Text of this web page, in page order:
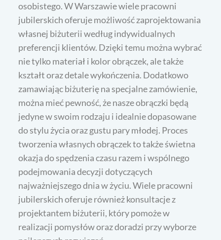
osobistego. W Warszawie wiele pracowni
jubilerskich oferuje możliwość zaprojektowania
własnej biżuterii według indywidualnych
preferencji klientów. Dzięki temu można wybrać
nie tylko materiał i kolor obrączek, ale także
kształt oraz detale wykończenia. Dodatkowo
zamawiając biżuterię na specjalne zamówienie,
można mieć pewność, że nasze obrączki będą
jedyne w swoim rodzaju i idealnie dopasowane
do stylu życia oraz gustu pary młodej. Proces
tworzenia własnych obrączek to także świetna
okazja do spędzenia czasu razem i wspólnego
podejmowania decyzji dotyczących
najważniejszego dnia w życiu. Wiele pracowni
jubilerskich oferuje również konsultacje z
projektantem biżuterii, który pomoże w
realizacji pomysłów oraz doradzi przy wyborze